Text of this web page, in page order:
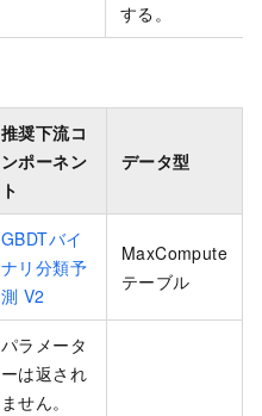
する。
推奨下流コ
ンポーネン
ト
データ型
GBDTバイ
ナリ分類予
測 V2
MaxCompute
テーブル
パラメータ
ーは返され
ません。